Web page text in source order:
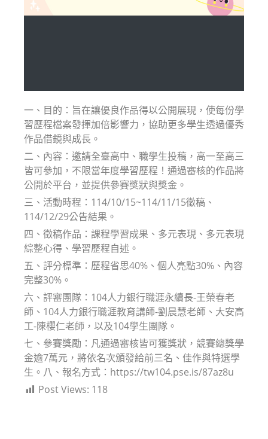
一、目的：旨在讓優良作品得以公開展現，使每份學
習歷程檔案發揮加倍影響力，協助更多學生透過優秀
作品借鏡與成長。
二、內容：邀請全臺高中、職學生投稿，高一至高三
皆可參加，不限當年度學習歷程！通過審核的作品將
公開於平台，並提供參賽獎狀與獎金。
三、活動時程：114/10/15~114/11/15徵稿、
114/12/29公告結果。
四、徵稿作品：課程學習成果、多元表現、多元表現
綜整心得、學習歷程自述。
五、評分標準：歷程省思40%、個人亮點30%、內容
完整30%。
六、評審團隊：104人力銀行職涯永續長-王榮春老
師、104人力銀行職涯教育講師-劉晨慧老師、大安高
工-陳櫻仁老師，以及104學生團隊。
七、參賽獎勵：凡通過審核皆可獲獎狀，競賽總獎學
金逾7萬元，將依名次頒發給前三名、佳作與特選學
生。八、報名方式：https://tw104.pse.is/87az8u
Post Views: 118